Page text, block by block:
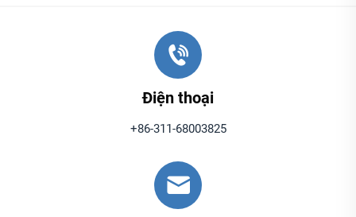
Điện thoại
+86-311-68003825